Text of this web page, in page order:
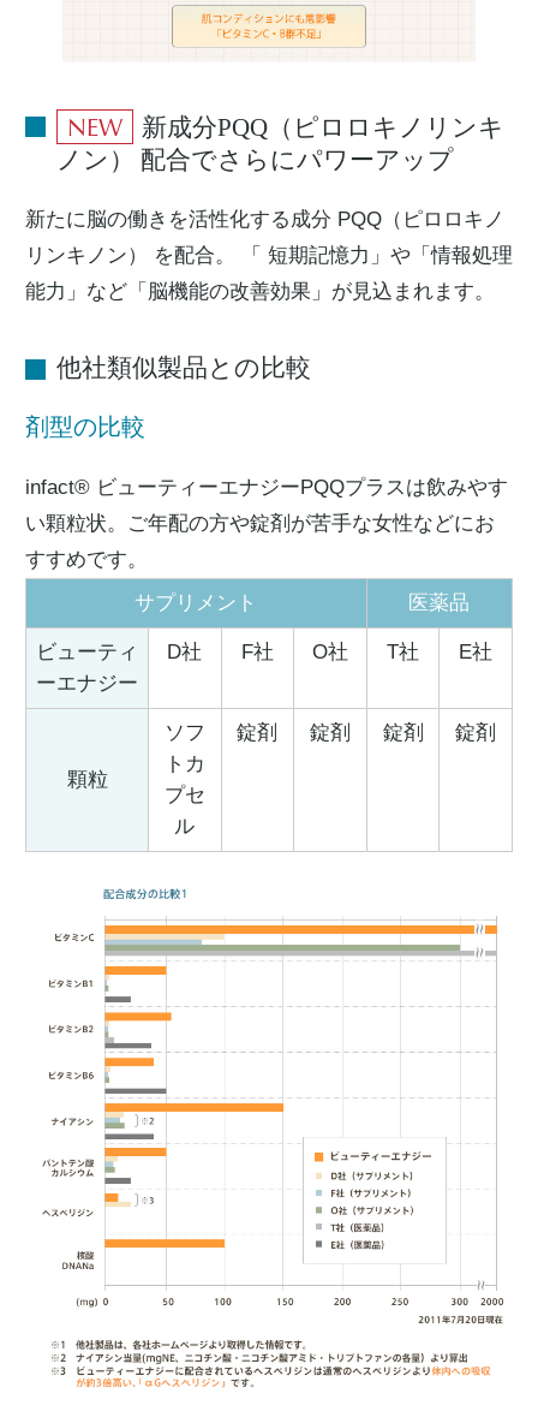
NEW
新成分PQQ（ピロロキノリンキ
ノン） 配合でさらにパワーアップ
新たに脳の働きを活性化する成分 PQQ（ピロロキノ
リンキノン） を配合。 「 短期記憶力」や「情報処理
能力」など「脳機能の改善効果」が見込まれます。
他社類似製品との比較
剤型の比較
infact® ビューティーエナジーPQQプラスは飲みやす
い顆粒状。ご年配の方や錠剤が苦手な女性などにお
すすめです。
サプリメント
医薬品
ビューティ
ーエナジー
D社 F社 O社 T社 E社
顆粒
ソフ
トカ
プセ
ル
錠剤 錠剤 錠剤 錠剤